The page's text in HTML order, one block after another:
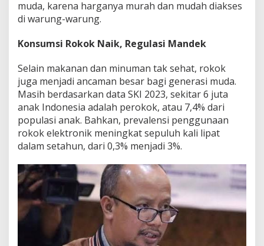
muda, karena harganya murah dan mudah diakses
di warung-warung.
Konsumsi Rokok Naik, Regulasi Mandek
Selain makanan dan minuman tak sehat, rokok
juga menjadi ancaman besar bagi generasi muda.
Masih berdasarkan data SKI 2023, sekitar 6 juta
anak Indonesia adalah perokok, atau 7,4% dari
populasi anak. Bahkan, prevalensi penggunaan
rokok elektronik meningkat sepuluh kali lipat
dalam setahun, dari 0,3% menjadi 3%.